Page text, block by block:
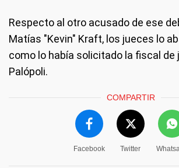
Respecto al otro acusado de ese
Matías "Kevin" Kraft, los jueces lo
como lo había solicitado la fiscal de
Palópoli.
COMPARTIR
Facebook Twitter